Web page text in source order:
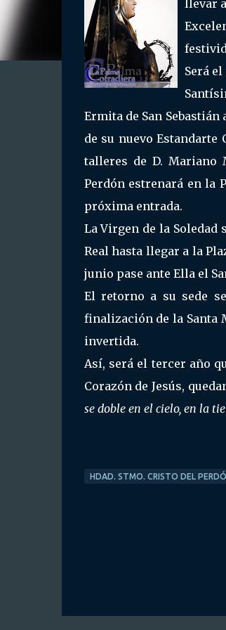
llevar
Será
Ermita de San
de su nuevo
talleres de D. Mariano
Perdón estrenará en la
próxima entrada.
La Virgen de la Soledad
Real hasta llegar a la
junio pase ante Ella el
El retorno a su sede
finalización de la Santa
invertida.
Así, será el tercer año
Corazón de Jesús,
se doble en el cielo, en la
HDAD. STMO. CRISTO DEL